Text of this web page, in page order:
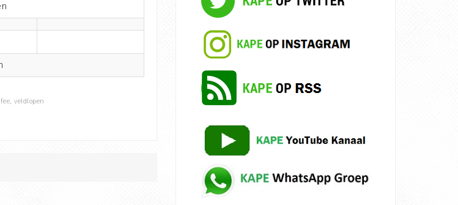
, veldlopen